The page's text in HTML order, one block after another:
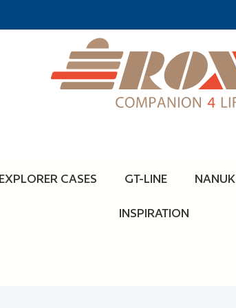
EXPLORER CASES GT-LINE NANUK
INSPIRATION